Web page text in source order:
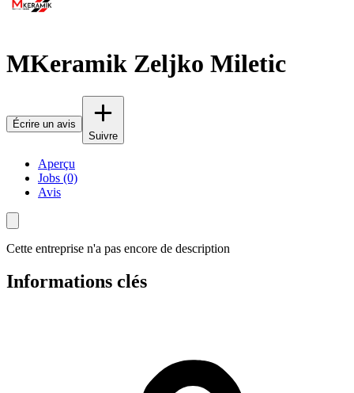
MKeramik Zeljko Miletic
Écrire un avis
Suivre
Aperçu
Jobs (0)
Avis
Cette entreprise n'a pas encore de description
Informations clés